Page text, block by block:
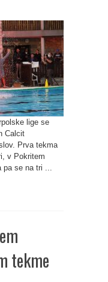
lige se
Calcit
Prva tekma
v Pokritem
pa se na tri ...
tekme